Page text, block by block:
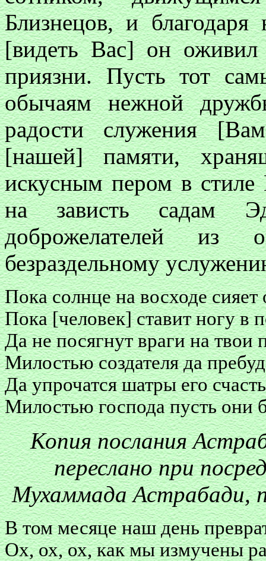
Близнецов, и
[видеть Вас] он
приязни. Пусть тот
обычаям нежной
радости служения
[нашей] памяти,
искусным пером в стиле
на зависть садам
доброжелателей
безраздельному
Пока солнце на восходе сияет
Пока [человек] ставит ногу в
Да не посягнут враги на твои
Милостью создателя да
Да упрочатся шатры его
Милостью господа пусть они
Копия послания
переслано при
Мухаммада Астрабади,
В том месяце наш день
Ох, ох, ох, как мы измучены